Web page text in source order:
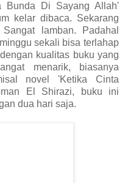
Bunda Di Sayang Allah'
kelar dibaca. Sekarang
lamban. Padahal
sekali bisa terlahap
kualitas buku yang
menarik, biasanya
novel 'Ketika Cinta
El Shirazi, buku ini
dua hari saja.